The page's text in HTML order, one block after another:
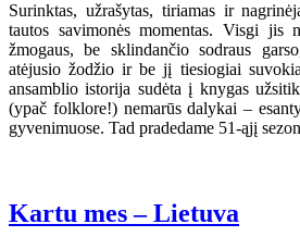
Surinktas, užrašytas, tiriamas ir
tautos savimonės momentas. Visgi jis
žmogaus, be sklindančio sodraus
atėjusio žodžio ir be jį tiesiogiai
ansamblio istorija sudėta į knygas
(ypač folklore!) nemarūs dalykai –
gyvenimuose. Tad pradedame 51-ąjį
Kartu mes – Lietuva